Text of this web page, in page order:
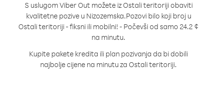
S uslugom Viber Out možete iz Ostali teritoriji obaviti
kvalitetne pozive u Nizozemska.Pozovi bilo koji broj u
Ostali teritoriji - fiksni ili mobilni! - Počevši od samo 24.2 ¢
na minutu.
Kupite pakete kredita ili plan pozivanja da bi dobili
najbolje cijene na minutu za Ostali teritoriji.